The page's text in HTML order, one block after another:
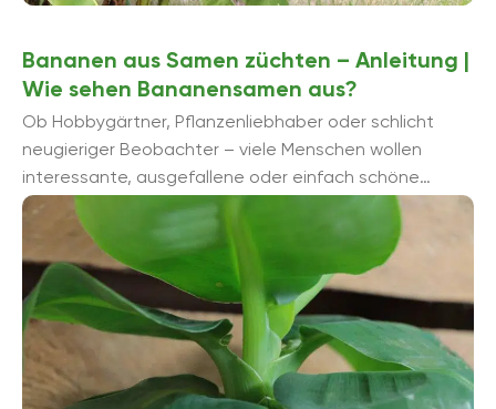
Bananen aus Samen züchten – Anleitung |
Wie sehen Bananensamen aus?
Ob Hobbygärtner, Pflanzenliebhaber oder schlicht
neugieriger Beobachter – viele Menschen wollen
interessante, ausgefallene oder einfach schöne
Pflanzen für die eigenen vier Wände oder den eigenen
Garten selbst ...